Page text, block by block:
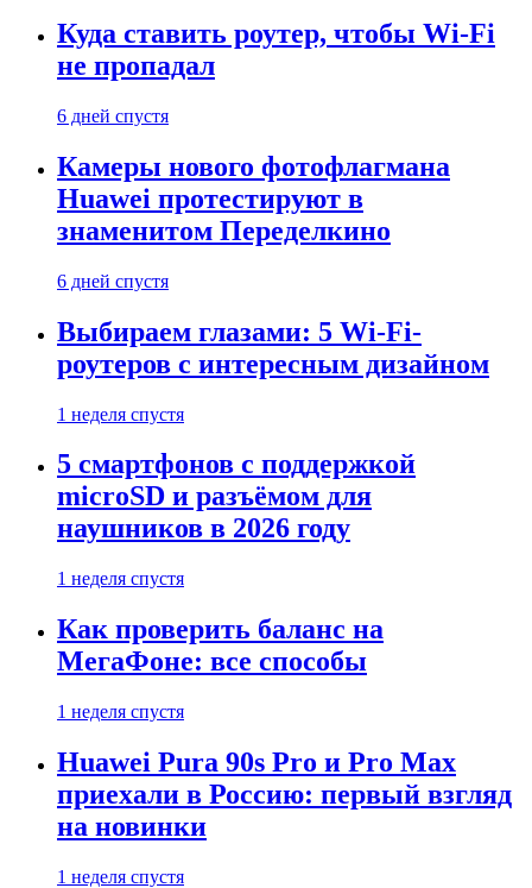
Куда ставить роутер, чтобы Wi-Fi
не пропадал
6 дней спустя
Камеры нового фотофлагмана
Huawei протестируют в
знаменитом Переделкино
6 дней спустя
Выбираем глазами: 5 Wi-Fi-
роутеров с интересным дизайном
1 неделя спустя
5 смартфонов с поддержкой
microSD и разъёмом для
наушников в 2026 году
1 неделя спустя
Как проверить баланс на
МегаФоне: все способы
1 неделя спустя
Huawei Pura 90s Pro и Pro Max
приехали в Россию: первый взгляд
на новинки
1 неделя спустя